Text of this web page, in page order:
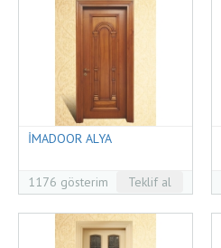
İMADOOR ALYA
1176 gösterim Teklif al